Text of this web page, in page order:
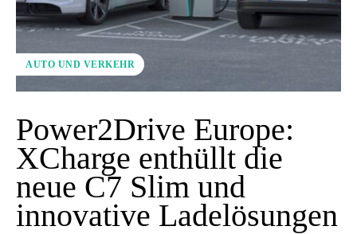
AUTO UND VERKEHR
Power2Drive Europe:
XCharge enthüllt die
neue C7 Slim und
innovative Ladelösungen